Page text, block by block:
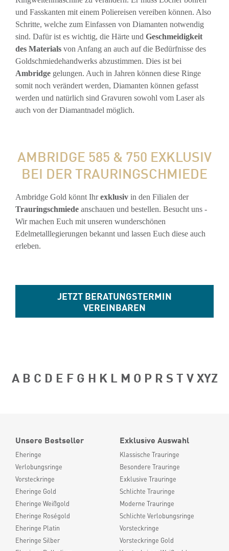
und Fasskanten mit einem Poliereisen vereiben können. Also
Schritte, welche zum Einfassen von Diamanten notwendig
sind. Dafür ist es wichtig, die Härte und Geschmeidigkeit
des Materials von Anfang an auch auf die Bedürfnisse des
Goldschmiedehandwerks abzustimmen. Dies ist bei
Ambridge gelungen. Auch in Jahren können diese Ringe
somit noch verändert werden, Diamanten können gefasst
werden und natürlich sind Gravuren sowohl vom Laser als
auch von der Diamantnadel möglich.
AMBRIDGE 585 & 750 EXKLUSIV
BEI DER TRAURINGSCHMIEDE
Ambridge Gold könnt Ihrexklusiv in den Filialen der
Trauringschmiede anschauen und bestellen. Besucht uns -
Wir machen Euch mit unseren wunderschönen
Edelmetalllegierungen bekannt und lassen Euch diese auch
erleben.
JETZT BERATUNGSTERMIN
VEREINBAREN
A B C D E F G H K L M O P RSTVXYZ
Unsere Bestseller
Eheringe
Verlobungsringe
Vorsteckringe
Eheringe Gold
Eheringe Weißgold
Eheringe Roségold
Eheringe Platin
Eheringe Silber
Exklusive Auswahl
Klassische Trauringe
Besondere Trauringe
Exklusive Trauringe
Schlichte Trauringe
Moderne Trauringe
Schlichte Verlobungsringe
Vorsteckringe
Vorsteckringe Gold